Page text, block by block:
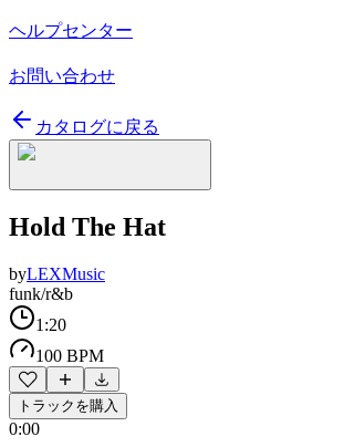
ヘルプセンター
お問い合わせ
カタログに戻る
Hold The Hat
byLEXMusic
funk/r&b
1:20
100 BPM
トラックを購入
0:00